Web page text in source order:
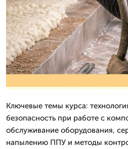
Ключевые темы курса:
безопасность при работе с
обслуживание оборудования,
напылению ППУ и методы